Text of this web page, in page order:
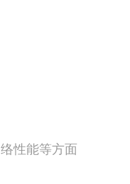
性能等方面